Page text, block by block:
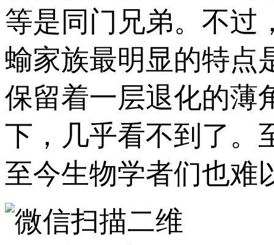
等是同门兄弟。不过
蝓家族最明显的特点
保留着一层退化的薄
下，几乎看不到了。
至今生物学者们也难